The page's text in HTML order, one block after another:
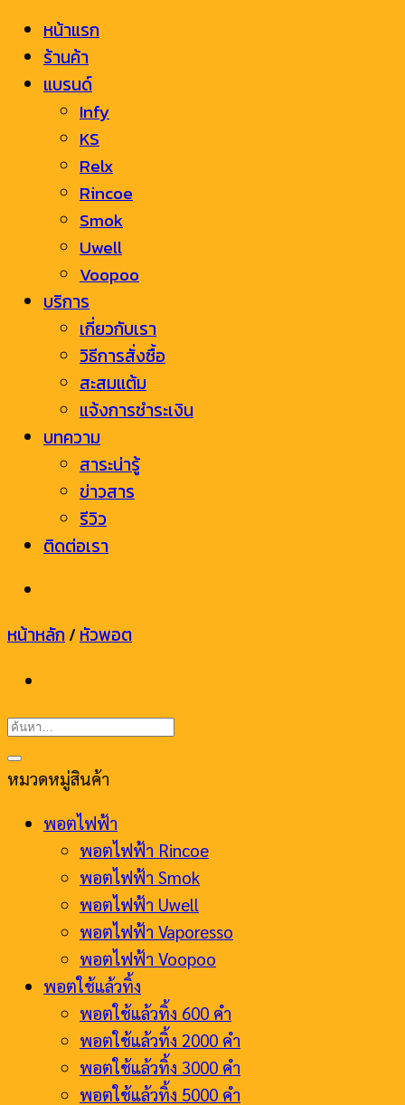
หน้าแรก
ร้านค้า
แบรนด์
Infy
KS
Relx
Rincoe
Smok
Uwell
Voopoo
บริการ
เกี่ยวกับเรา
วิธีการสั่งซื้อ
สะสมแต้ม
แจ้งการชำระเงิน
บทความ
สาระน่ารู้
ข่าวสาร
รีวิว
ติดต่อเรา
หน้าหลัก/หัวพอต
ค้นหา:
หมวดหมู่สินค้า
พอตไฟฟ้า
พอตไฟฟ้า Rincoe
พอตไฟฟ้า Smok
พอตไฟฟ้า Uwell
พอตไฟฟ้า Vaporesso
พอตไฟฟ้า Voopoo
พอตใช้แล้วทิ้ง
พอตใช้แล้วทิ้ง 600 คำ
พอตใช้แล้วทิ้ง 2000 คำ
พอตใช้แล้วทิ้ง 3000 คำ
พอตใช้แล้วทิ้ง 5000 คำ